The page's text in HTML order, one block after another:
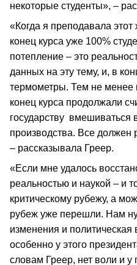
некоторые студенты», –
«Когда я преподавала этот
конец курса уже 100%
потепление – это
данных на эту тему, и, в
термометры. Тем не менее
конец курса продолжали
государству вмешиваться
производства. Все
– рассказывала Греер.
«Если мне удалось
реальностью и наукой – и
критическому рубежу, а
рубеж уже перешли. Нам
изменения и политическая
особенно у этого
словам Греер, нет воли и у